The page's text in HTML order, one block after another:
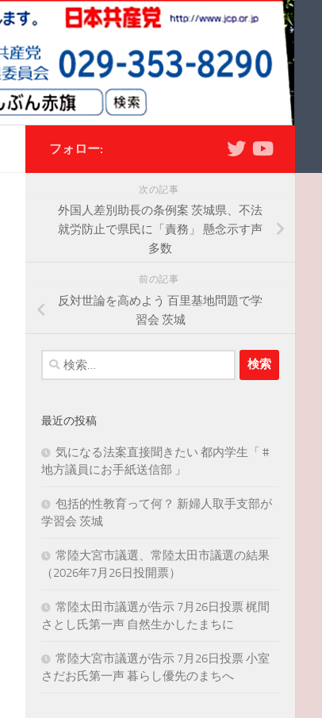
フォロー:
次の記事
外国人差別助長の条例案 茨城県、不法
就労防止で県民に「責務」 懸念示す声
多数
前の記事
反対世論を高めよう 百里基地問題で学
習会 茨城
検
索:
最近の投稿
気になる法案直接聞きたい 都内学生「 #
地方議員にお手紙送信部 」
包括的性教育って何？ 新婦人取手支部が
学習会 茨城
常陸大宮市議選、常陸太田市議選の結果
（2026年7月26日投開票）
常陸太田市議選が告示 7月26日投票 梶間
さとし氏第一声 自然生かしたまちに
常陸大宮市議選が告示 7月26日投票 小室
さだお氏第一声 暮らし優先のまちへ